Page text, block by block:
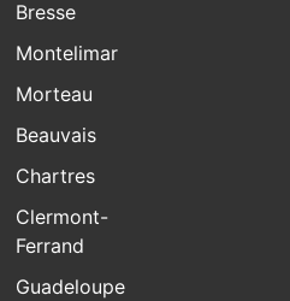
Bresse
Montelimar
Morteau
Beauvais
Chartres
Clermont-
Ferrand
Guadeloupe